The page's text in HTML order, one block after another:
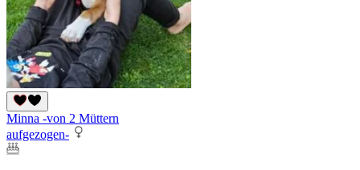
Minna -von 2 Müttern
aufgezogen-